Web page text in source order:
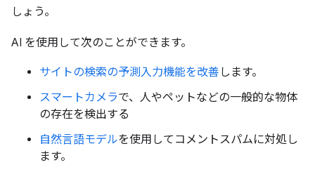
しょう。
AI を使用して次のことができます。
サイトの検索の予測入力機能を改善 します。
スマートカメラで、人やペットなどの一般的な物体
の存在を検出する
自然言語モデルを使用してコメントスパムに対処し
ます。